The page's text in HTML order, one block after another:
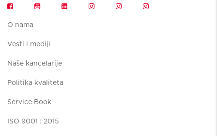
O nama
Vesti i mediji
Naše kancelarije
Politika kvaliteta
Service Book
ISO 9001 : 2015